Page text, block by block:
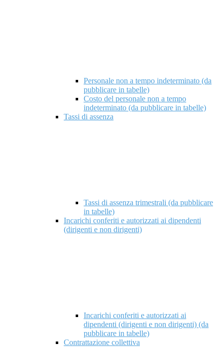
Personale non a tempo indeterminato (da
pubblicare in tabelle)
Costo del personale non a tempo
indeterminato (da pubblicare in tabelle)
Tassi di assenza
Tassi di assenza trimestrali (da pubblicare
in tabelle)
Incarichi conferiti e autorizzati ai dipendenti
(dirigenti e non dirigenti)
Incarichi conferiti e autorizzati ai
dipendenti (dirigenti e non dirigenti) (da
pubblicare in tabelle)
Contrattazione collettiva